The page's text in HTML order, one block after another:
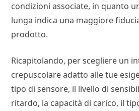
condizioni associate, in quanto
lunga indica una maggiore
prodotto.
Ricapitolando, per scegliere un
crepuscolare adatto alle tue
tipo di sensore, il livello di
ritardo, la capacità di carico, il